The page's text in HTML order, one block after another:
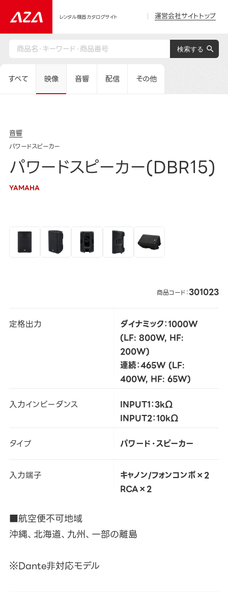
レンタル機器カタログサイト 運営会社サイトトップ
すべて 映像 音響 配信 その他
音響
パワードスピーカー
パワードスピーカー(DBR15)
YAMAHA
商品コード：301023
定格出力
ダイナミック：1000W
(LF: 800W, HF:
200W)
連続：465W (LF:
400W, HF: 65W)
入力インピーダンス
INPUT1：3kΩ
INPUT2：10kΩ
タイプ
パワード・スピーカー
入力端子
キャノン/フォンコンボ×2
RCA×2
■航空便不可地域
沖縄、北海道、九州、一部の離島
※Dante非対応モデル